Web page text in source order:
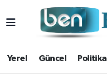
Yerel Güncel Politika
Yerel
Güncel
Hava Durumu
Trafik Durumu